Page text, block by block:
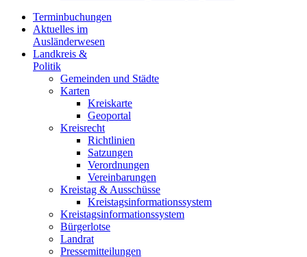
Terminbuchungen
Aktuelles im
Ausländerwesen
Landkreis &
Politik
Gemeinden und Städte
Karten
Kreiskarte
Geoportal
Kreisrecht
Richtlinien
Satzungen
Verordnungen
Vereinbarungen
Kreistag & Ausschüsse
Kreistagsinformationssystem
Kreistagsinformationssystem
Bürgerlotse
Landrat
Pressemitteilungen